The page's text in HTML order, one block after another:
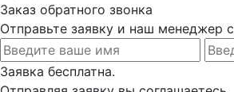
Заказ обратного звонка
Отправьте заявку и наш менеджер
Заявка бесплатна.